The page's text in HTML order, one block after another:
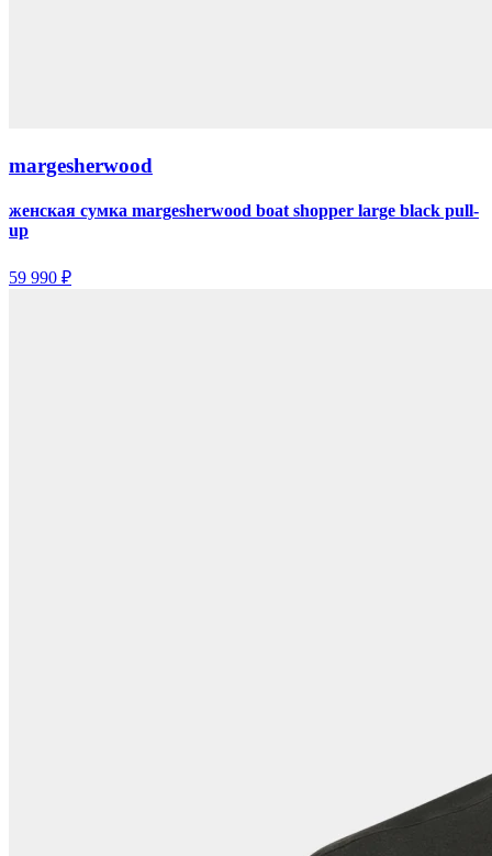
margesherwood
женская сумка margesherwood boat shopper large black pull-
up
59 990 ₽